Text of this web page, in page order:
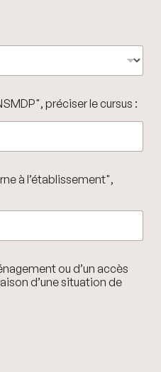
préciser le cursus :
à l’établissement",
ou d’un accès
d’une situation de